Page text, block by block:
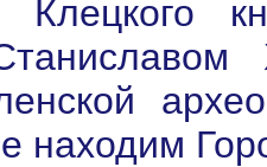
Клецкого
находим